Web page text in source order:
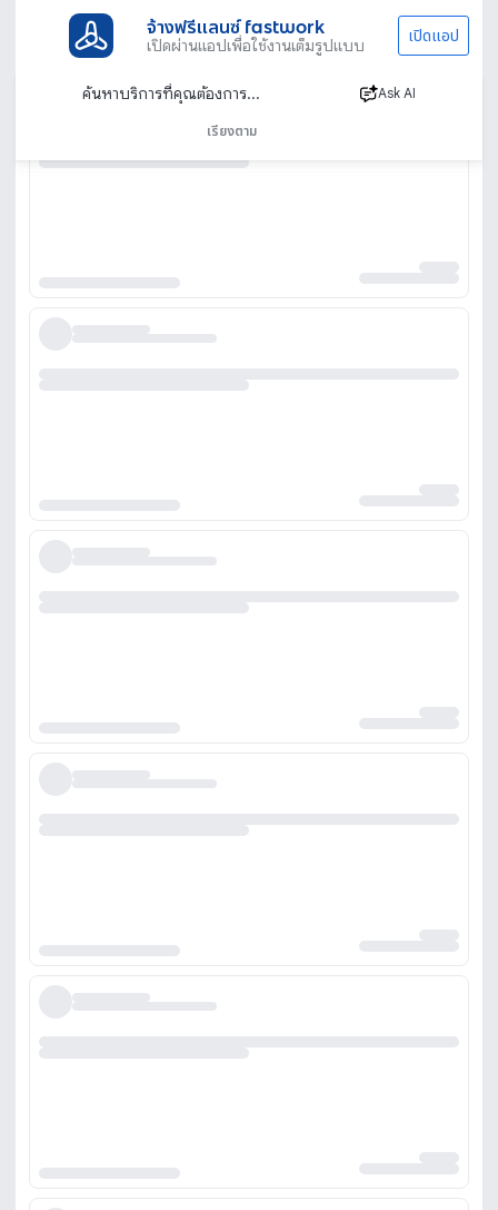
จ้างฟรีแลนซ์ fastwork
เปิดผ่านแอปเพื่อใช้งานเต็มรูปแบบ เปิดแอป
Ask AI
เรียงตาม